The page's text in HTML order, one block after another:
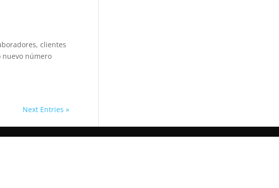
clientes
nuevo número
Next Entries »